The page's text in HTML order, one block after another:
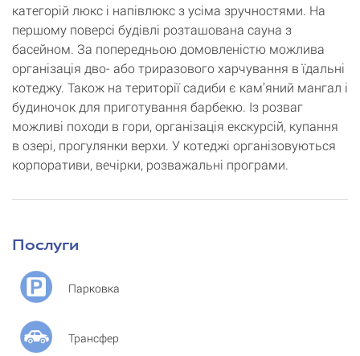
категорій люкс і напівлюкс з усіма зручностями. На
першому поверсі будівлі розташована сауна з
басейном. За попередньою домовленістю можлива
організація дво- або триразового харчування в їдальні
котеджу. Також на території садиби є кам’яний мангал і
будиночок для приготування барбекю. Із розваг
можливі походи в гори, організація екскурсій, купання
в озері, прогулянки верхи. У котеджі організовуються
корпоративи, вечірки, розважальні програми.
Послуги
Парковка
Трансфер